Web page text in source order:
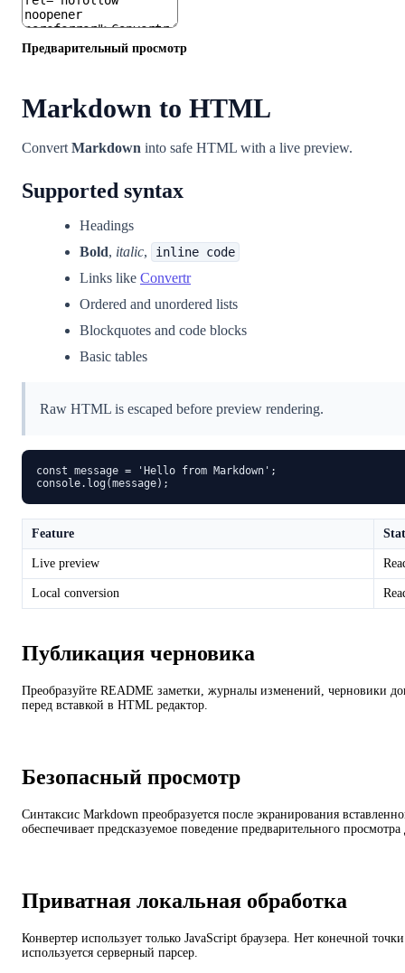
Предварительный просмотр
Markdown to HTML
Convert Markdown into safe HTML with a live preview.
Supported syntax
Headings
Bold, italic, inline code
Links like Convertr
Ordered and unordered lists
Blockquotes and code blocks
Basic tables
Raw HTML is escaped before preview rendering.
const message = 'Hello from Markdown';
console.log(message);
Feature
Live preview
Local conversion
Публикация черновика
Преобразуйте README заметки, журналы изменений, черновики
перед вставкой в HTML редактор.
Безопасный просмотр
Синтаксис Markdown преобразуется после экранирования
обеспечивает предсказуемое поведение предварительного
Приватная локальная обработка
Конвертер использует только JavaScript браузера. Нет конечной
используется серверный парсер.